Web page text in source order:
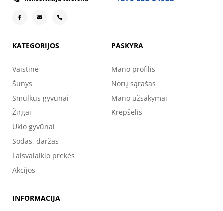
KATEGORIJOS
Vaistinė
Šunys
Smulkūs gyvūnai
Žirgai
Ūkio gyvūnai
Sodas, daržas
Laisvalaikio prekės
Akcijos
PASKYRA
Mano profilis
Norų sąrašas
Mano užsakymai
Krepšelis
INFORMACIJA